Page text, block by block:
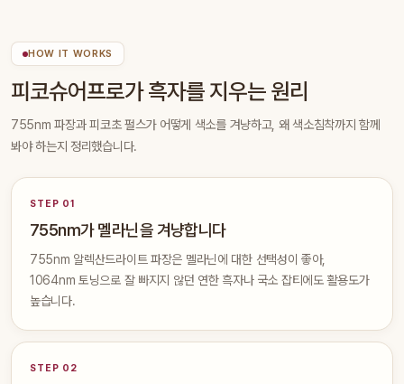
HOW IT WORKS
피코슈어프로가 흑자를 지우는 원리
755nm 파장과 피코초 펄스가 어떻게 색소를 겨냥하고, 왜 색소침착까지 함께
봐야 하는지 정리했습니다.
STEP 01
755nm가 멜라닌을 겨냥합니다
755nm 알렉산드라이트 파장은 멜라닌에 대한 선택성이 좋아,
1064nm 토닝으로 잘 빠지지 않던 연한 흑자나 국소 잡티에도 활용도가
높습니다.
STEP 02